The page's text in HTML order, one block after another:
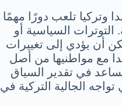
وتركيا تلعب دورًا مهمًا
التوترات السياسية أو
أن يؤدي إلى تغييرات
مع مواطنيها من أصل
في تقدير السياق
الجالية التركية في